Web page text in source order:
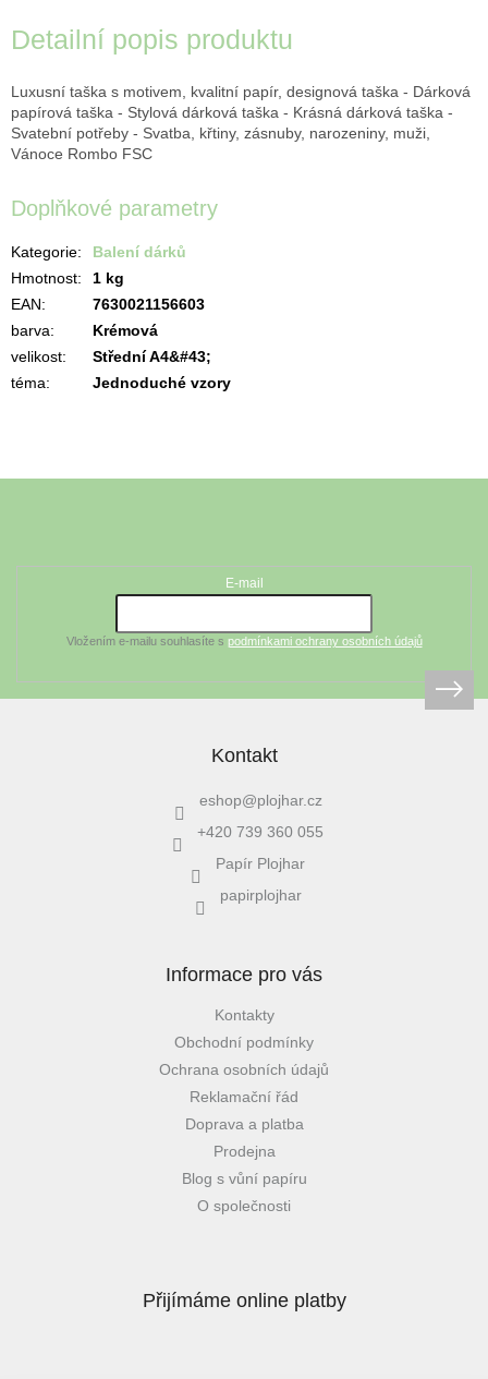
Detailní popis produktu
Luxusní taška s motivem, kvalitní papír, designová taška - Dárková
papírová taška - Stylová dárková taška - Krásná dárková taška -
Svatební potřeby - Svatba, křtiny, zásnuby, narozeniny, muži,
Vánoce Rombo FSC
Doplňkové parametry
Kategorie:
Balení dárků
Hmotnost:
1 kg
EAN:
7630021156603
barva:
Krémová
velikost:
Střední A4&#43;
téma: Jednoduché vzory
E-mail
Vložením e-mailu souhlasíte s podmínkami ochrany osobních údajů
Kontakt
eshop@plojhar.cz
+420 739 360 055
Papír Plojhar
papirplojhar
Informace pro vás
Kontakty
Obchodní podmínky
Ochrana osobních údajů
Reklamační řád
Doprava a platba
Prodejna
Blog s vůní papíru
O společnosti
Přijímáme online platby